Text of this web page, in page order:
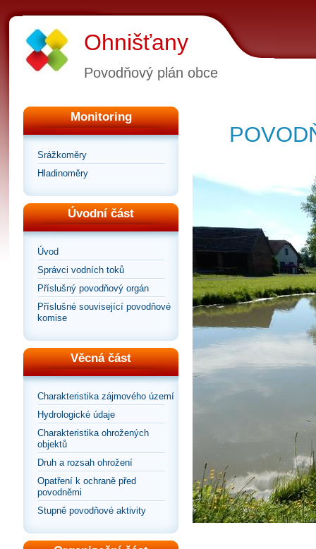
Ohnišťany
Povodňový plán obce
Monitoring
Srážkoměry
Hladinoměry
Úvodní část
Úvod
Správci vodních toků
Příslušný povodňový orgán
Příslušné související povodňové
komise
Věcná část
Charakteristika zájmového území
Hydrologické údaje
Charakteristika ohrožených
objektů
Druh a rozsah ohrožení
Opatření k ochraně před
povodněmi
Stupně povodňové aktivity